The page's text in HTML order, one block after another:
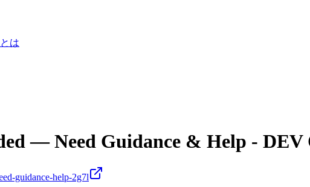
は
— Need Guidance & Help -
guidance-help-2g7l